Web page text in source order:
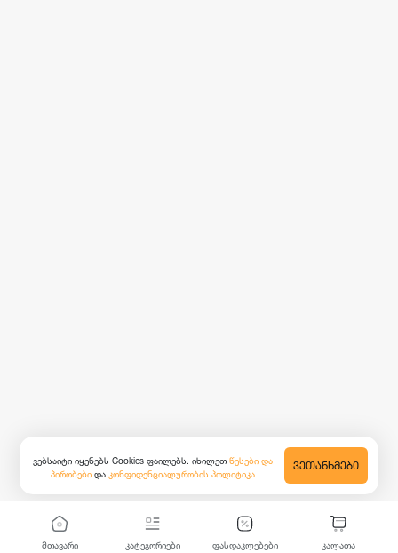
მთავარი კატეგორიები ფასდაკლებები კალათა
ვებსაიტი იყენებს Cookies ფაილებს. იხილეთ წესები და
პირობები და კონფიდენციალურობის პოლიტიკა
ᲕᲔᲗᲐᲜᲮᲛᲔᲑᲘ